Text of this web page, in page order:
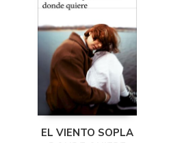
EL VIENTO SOPLA